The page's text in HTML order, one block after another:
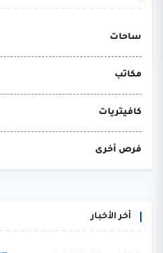
ساحات
مكاتب
كافيتريات
فرص أخرى
أخر الأخبار